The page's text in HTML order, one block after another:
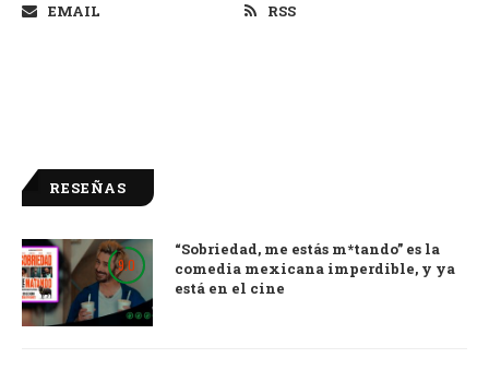
EMAIL
RSS
RESEÑAS
9.0
“Sobriedad, me estás m*tando” es la
comedia mexicana imperdible, y ya
está en el cine